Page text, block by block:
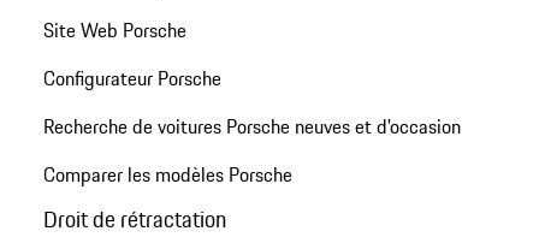
Site Web Porsche
Configurateur Porsche
Recherche de voitures Porsche neuves et d'occasion
Comparer les modèles Porsche
Droit de rétractation